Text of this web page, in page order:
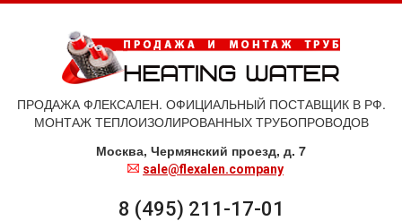
ПРОДАЖА ФЛЕКСАЛЕН. ОФИЦИАЛЬНЫЙ ПОСТАВЩИК В РФ.
МОНТАЖ ТЕПЛОИЗОЛИРОВАННЫХ ТРУБОПРОВОДОВ
Москва, Чермянский проезд, д. 7
sale@flexalen.company
8 (495) 211-17-01